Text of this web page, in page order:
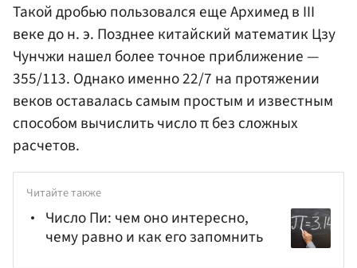
Такой дробью пользовался еще Архимед в III
веке до н. э. Позднее китайский математик Цзу
Чунчжи нашел более точное приближение —
355/113. Однако именно 22/7 на протяжении
веков оставалась самым простым и известным
способом вычислить число π без сложных
расчетов.
Читайте также
Число Пи: чем оно интересно,
чему равно и как его запомнить